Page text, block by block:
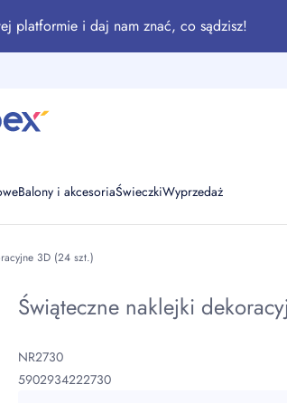
platformie i daj nam znać, co sądzisz!
Balony i akcesoriaŚwieczkiWyprzedaż
3D (24 szt.)
Świąteczne naklejki
NR2730
5902934222730